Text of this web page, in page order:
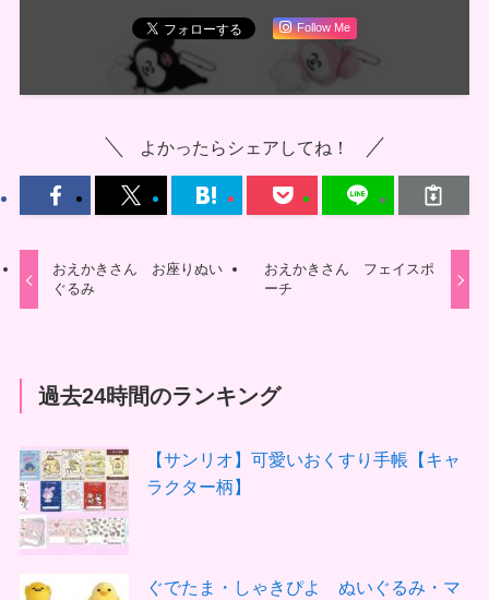
Follow Me
よかったらシェアしてね！
おえかきさん お座りぬい
ぐるみ
おえかきさん フェイスポ
ーチ
過去24時間のランキング
【サンリオ】可愛いおくすり手帳【キャ
ラクター柄】
ぐでたま・しゃきぴよ ぬいぐるみ・マ